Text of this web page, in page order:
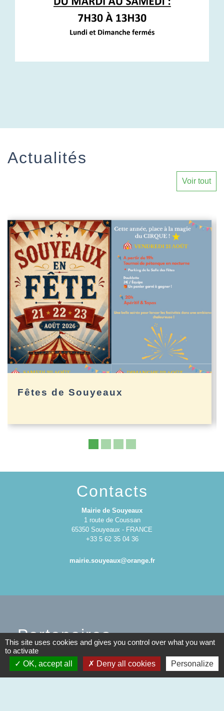
Actualités
Voir tout
Fêtes de Souyeaux
Contacts
Mairie de Souyeaux
1 route de Coussan
65350 Souyeaux - FRANCE
+33 5 62 35 04 36
mairie.souyeaux@orange.fr
Partenaires
Communauté de Communes des Coteaux du
Val d'Arros
This site uses cookies and gives you control over what you want
to activate
OK, accept all
Deny all cookies Personalize